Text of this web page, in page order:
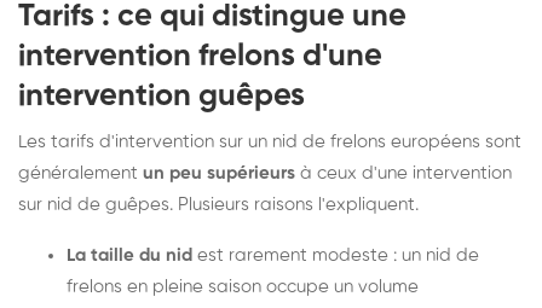
Tarifs : ce qui distingue une
intervention frelons d'une
intervention guêpes
Les tarifs d'intervention sur un nid de frelons européens sont
généralement un peu supérieurs à ceux d'une intervention
sur nid de guêpes. Plusieurs raisons l'expliquent.
La taille du nid est rarement modeste : un nid de
frelons en pleine saison occupe un volume